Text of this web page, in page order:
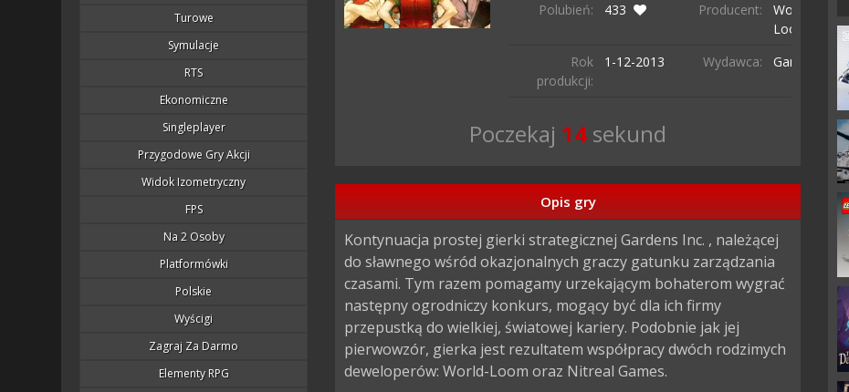
Turowe
Symulacje
RTS
Ekonomiczne
Singleplayer
Przygodowe Gry Akcji
Widok Izometryczny
FPS
Na 2 Osoby
Platformówki
Polskie
Wyścigi
Zagraj Za Darmo
Elementy RPG
Polubień:
433 Producent:
World-
LooM
Rok
produkcji:
1-12-2013 Wydawca: GameHouse
Poczekaj 13 sekund
Opis gry
Kontynuacja prostej gierki strategicznej Gardens Inc. , należącej
do sławnego wśród okazjonalnych graczy gatunku zarządzania
czasami. Tym razem pomagamy urzekającym bohaterom wygrać
następny ogrodniczy konkurs, mogący być dla ich firmy
przepustką do wielkiej, światowej kariery. Podobnie jak jej
pierwowzór, gierka jest rezultatem współpracy dwóch rodzimych
deweloperów: World-Loom oraz Nitreal Games.